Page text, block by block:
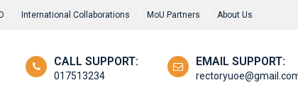
International Collaborations MoU Partners About Us
CALL SUPPORT:
017513234
EMAIL SUPPORT: